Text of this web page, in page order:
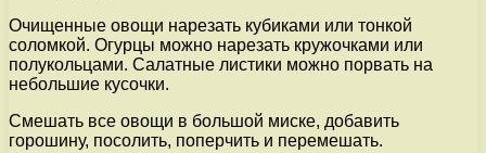
Очищенные овощи нарезать кубиками или тонкой
соломкой. Огурцы можно нарезать кружочками или
полукольцами. Салатные листики можно порвать на
небольшие кусочки.
Смешать все овощи в большой миске, добавить
горошину, посолить, поперчить и перемешать.